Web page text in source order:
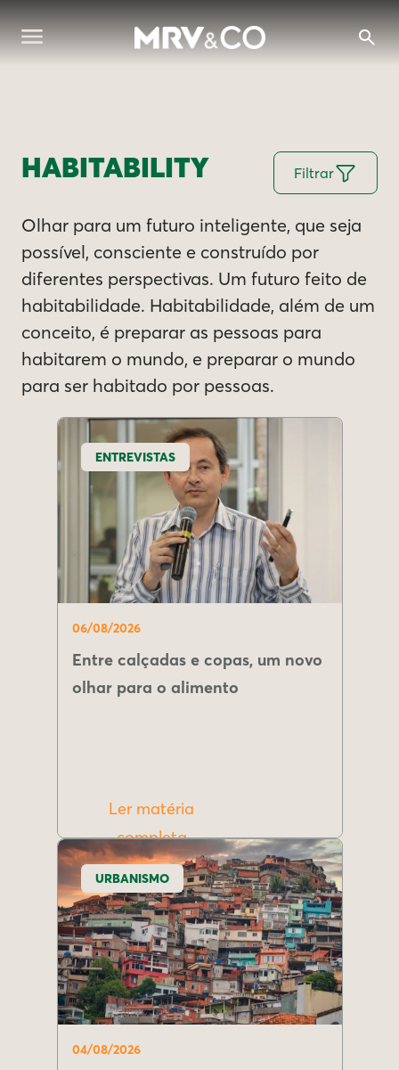
HABITABILITY Filtrar
Olhar para um futuro inteligente, que seja
possível, consciente e construído por
diferentes perspectivas. Um futuro feito de
habitabilidade. Habitabilidade, além de um
conceito, é preparar as pessoas para
habitarem o mundo, e preparar o mundo
para ser habitado por pessoas.
ENTREVISTAS
06/08/2026
Entre calçadas e copas, um novo
olhar para o alimento
Ler matéria
completa
URBANISMO
04/08/2026